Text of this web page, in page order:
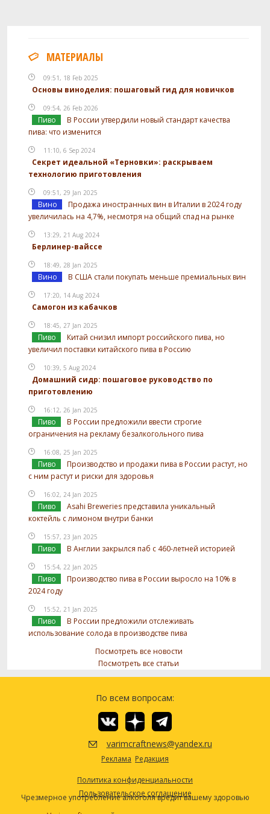
МАТЕРИАЛЫ
09:51, 18 Feb 2025
Основы виноделия: пошаговый гид для новичков
09:54, 26 Feb 2026
Пиво
В России утвердили новый стандарт качества
пива: что изменится
11:10, 6 Sep 2024
Секрет идеальной «Терновки»: раскрываем
технологию приготовления
09:51, 29 Jan 2025
Вино
Продажа иностранных вин в Италии в 2024 году
увеличилась на 4,7%, несмотря на общий спад на рынке
13:29, 21 Aug 2024
Берлинер-вайссе
18:49, 28 Jan 2025
Вино В США стали покупать меньше премиальных вин
17:20, 14 Aug 2024
Самогон из кабачков
18:45, 27 Jan 2025
Пиво
Китай снизил импорт российского пива, но
увеличил поставки китайского пива в Россию
10:39, 5 Aug 2024
Домашний сидр: пошаговое руководство по
приготовлению
16:12, 26 Jan 2025
Пиво
В России предложили ввести строгие
ограничения на рекламу безалкогольного пива
16:08, 25 Jan 2025
Пиво
Производство и продажи пива в России растут, но
с ним растут и риски для здоровья
16:02, 24 Jan 2025
Пиво
Asahi Breweries представила уникальный
коктейль с лимоном внутри банки
15:57, 23 Jan 2025
Пиво В Англии закрылся паб с 460-летней историей
15:54, 22 Jan 2025
Пиво
Производство пива в России выросло на 10% в
2024 году
15:52, 21 Jan 2025
Пиво
В России предложили отслеживать
использование солода в производстве пива
Посмотреть все новости
Посмотреть все статьи
По всем вопросам:
varimcraftnews@yandex.ru
Реклама Редакция
Политика конфиденциальности
Пользовательское соглашение
Чрезмерное употребление алкоголя вредит вашему здоровью